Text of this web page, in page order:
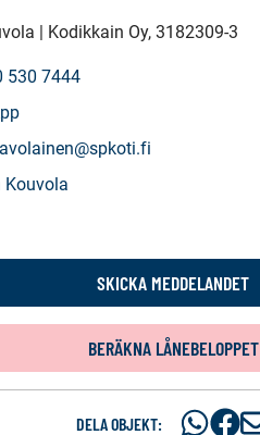
| Kodikkain Oy, 3182309-3
530 7444
Kouvola
SKICKA MEDDELANDET
BERÄKNA LÅNEBELOPPET
DELA OBJEKT:
DelaDelaD